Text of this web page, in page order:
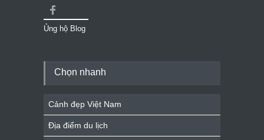
Ủng hộ Blog
Chọn nhanh
Cảnh đẹp Việt Nam
Địa điểm du lịch